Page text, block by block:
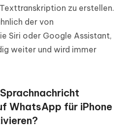
zu erstellen.
der von
Siri oder Google Assistant,
weiter und wird immer
WhatsApp für iPhone